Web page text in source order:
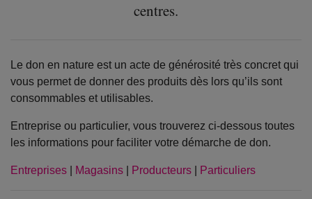
centres.
Le don en nature est un acte de générosité très concret qui
vous permet de donner des produits dès lors qu’ils sont
consommables et utilisables.
Entreprise ou particulier, vous trouverez ci-dessous toutes
les informations pour faciliter votre démarche de don.
Entreprises| Magasins| Producteurs| Particuliers